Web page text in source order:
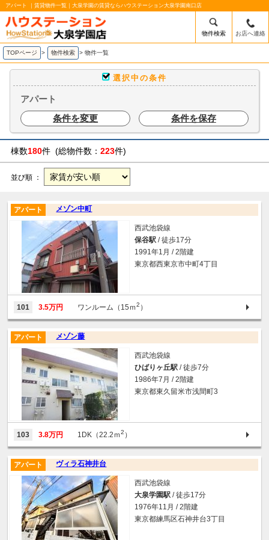
アパート ｜賃貸物件一覧｜大泉学園の賃貸ならハウステーション大泉学園南口店
物件検索 お店へ連絡
TOPページ > 物件検索 > 物件一覧
選択中の条件
アパート
条件を変更
条件を保存
棟数180件 (総物件数： 223件)
並び順 ：
メゾン中町
アパート
西武池袋線
保谷駅 / 徒歩17分
1991年1月 / 2階建
東京都西東京市中町4丁目
101 3.5万円 ワンルーム（15ｍ2 ）
メゾン藤
アパート
西武池袋線
ひばりヶ丘駅 / 徒歩7分
1986年7月 / 2階建
東京都東久留米市浅間町3
103 3.8万円 1DK（22.2ｍ2 ）
ヴィラ石神井台
アパート
西武池袋線
大泉学園駅 / 徒歩17分
1976年11月 / 2階建
東京都練馬区石神井台3丁目